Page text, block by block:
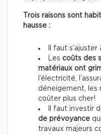
Trois raisons sont
hausse :
Il faut s’ajuster
Les coûts des
matériaux ont
l’électricité,
déneigement, les
coûter plus cher!
Il faut investir
de prévoyance
travaux majeurs